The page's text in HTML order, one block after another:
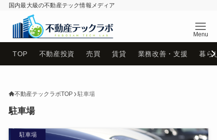
国内最大級の不動産テック情報メディア
不動産テックラボ
TOP 不動産投資 売買 賃貸 業務改善・支援 暮ら
不動産テックラボTOP 駐車場
駐車場
駐車場